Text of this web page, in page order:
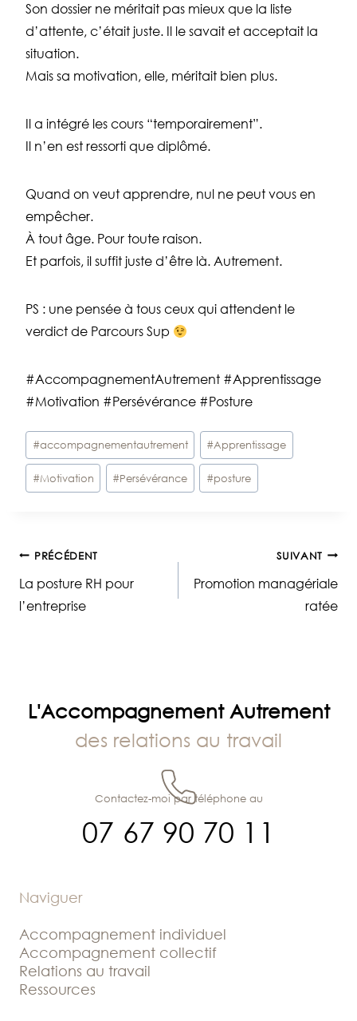
Son dossier ne méritait pas mieux que la liste
d’attente, c’était juste. Il le savait et acceptait la
situation.
Mais sa motivation, elle, méritait bien plus.
Il a intégré les cours “temporairement”.
Il n’en est ressorti que diplômé.
Quand on veut apprendre, nul ne peut vous en
empêcher.
À tout âge. Pour toute raison.
Et parfois, il suffit juste d’être là. Autrement.
PS : une pensée à tous ceux qui attendent le
verdict de Parcours Sup
#AccompagnementAutrement #Apprentissage
#Motivation #Persévérance #Posture
Étiquettes
de
la
#accompagnementautrement #Apprentissage
#Motivation #Persévérance #posture
Navigation
de
PRÉCÉDENT
La posture RH pour
l’entreprise
SUIVANT
Promotion managériale
ratée
L'Accompagnement Autrement
des relations au travail
07 67 90 70 11
Contactez-moi par téléphone au
Naviguer
Accompagnement individuel
Accompagnement collectif
Relations au travail
Ressources